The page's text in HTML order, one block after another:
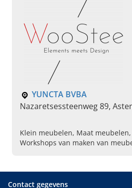
YUNCTA BVBA
Nazaretsessteenweg 89,
Klein meubelen, Maat
Workshops van maken van
Contact gegevens